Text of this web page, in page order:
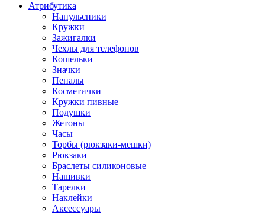
Атрибутика
Напульсники
Кружки
Зажигалки
Чехлы для телефонов
Кошельки
Значки
Пеналы
Косметички
Кружки пивные
Подушки
Жетоны
Часы
Торбы (рюкзаки-мешки)
Рюкзаки
Браслеты силиконовые
Нашивки
Тарелки
Наклейки
Аксессуары